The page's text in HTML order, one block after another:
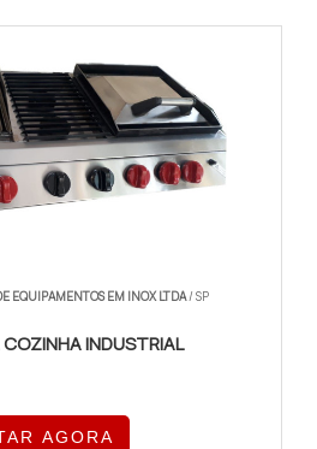
EQUIPAMENTOS EM INOX LTDA/ SP
COZINHA INDUSTRIAL
AGORA